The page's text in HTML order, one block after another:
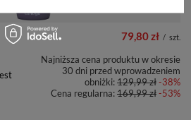
79,80 zł / szt.
Najniższa cena produktu w okresie
30 dni przed wprowadzeniem
obniżki:129,99 zł-38%
Cena regularna:169,99 zł-53%